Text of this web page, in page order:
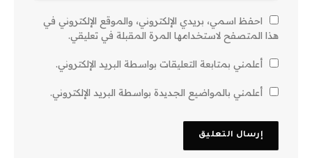
احفظ اسمي، بريدي الإلكتروني، والموقع الإلكتروني في
هذا المتصفح لاستخدامها المرة المقبلة في تعليقي.
أعلمني بمتابعة التعليقات بواسطة البريد الإلكتروني.
أعلمني بالمواضيع الجديدة بواسطة البريد الإلكتروني.